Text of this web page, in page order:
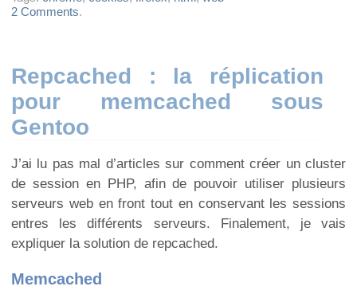
2 Comments.
Repcached : la réplication
pour memcached sous
Gentoo
J’ai lu pas mal d’articles sur comment créer un cluster
de session en PHP, afin de pouvoir utiliser plusieurs
serveurs web en front tout en conservant les sessions
entres les différents serveurs. Finalement, je vais
expliquer la solution de repcached.
Memcached